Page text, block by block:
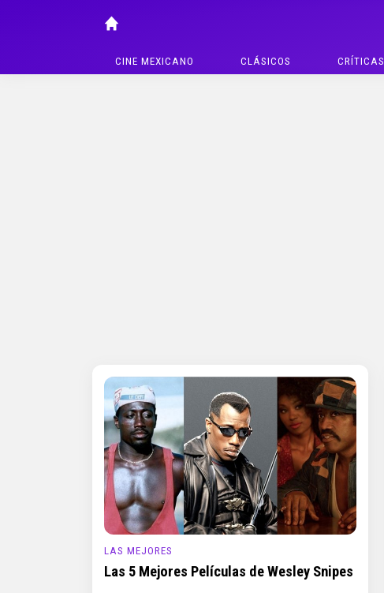
CINE MEXICANO CLÁSICOS CRÍTICAS
LAS MEJORES
Las 5 Mejores Películas de Wesley Snipes